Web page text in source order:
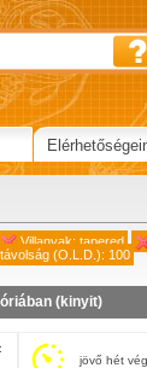
Villanyak: tapered
(O.L.D.): 100
(kinyit)
jövő hét